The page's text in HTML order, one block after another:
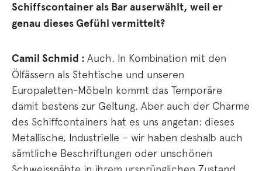
Schiffscontainer als Bar auserwählt, weil er
genau dieses Gefühl vermittelt?
Camil Schmid : Auch. In Kombination mit den
Ölfässern als Stehtische und unseren
Europaletten-Möbeln kommt das Temporäre
damit bestens zur Geltung. Aber auch der Charme
des Schiffcontainers hat es uns angetan: dieses
Metallische, Industrielle – wir haben deshalb auch
sämtliche Beschriftungen oder unschönen